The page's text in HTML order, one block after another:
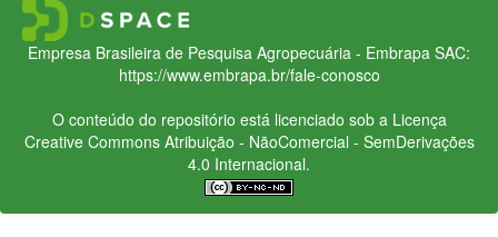
Empresa Brasileira de Pesquisa Agropecuária - Embrapa SAC:
https://www.embrapa.br/fale-conosco
O conteúdo do repositório está licenciado sob a Licença
Creative CommonsAtribuição - NãoComercial - SemDerivações
4.0 Internacional.